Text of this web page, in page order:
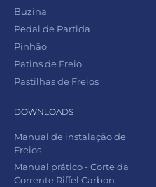
Buzina
Pedal de Partida
Pinhão
Patins de Freio
Pastilhas de Freios
DOWNLOADS
Manual de instalação de
Freios
Manual prático - Corte da
Corrente Riffel Carbon